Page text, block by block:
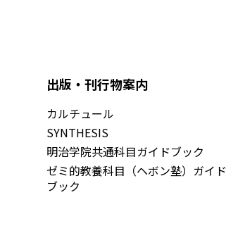
出版・刊行物案内
カルチュール
SYNTHESIS
明治学院共通科目ガイドブック
ゼミ的教養科目（ヘボン塾）ガイド
ブック